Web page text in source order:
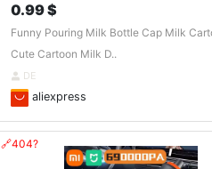
0.99 $
Funny Pouring Milk Bottle Cap Milk
Cute Cartoon Milk D..
DE
aliexpress
🔗404?